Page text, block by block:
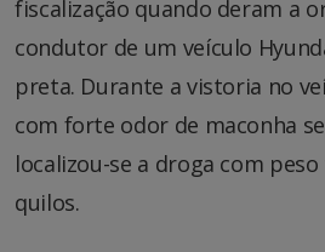
fiscalização quando deram a
condutor de um veículo
preta. Durante a vistoria no
com forte odor de maconha
localizou-se a droga com
quilos.